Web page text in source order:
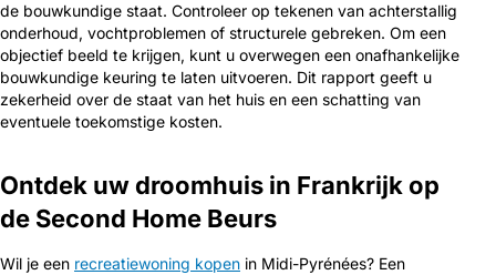
de bouwkundige staat. Controleer op tekenen van achterstallig
onderhoud, vochtproblemen of structurele gebreken. Om een
objectief beeld te krijgen, kunt u overwegen een onafhankelijke
bouwkundige keuring te laten uitvoeren. Dit rapport geeft u
zekerheid over de staat van het huis en een schatting van
eventuele toekomstige kosten.
Ontdek uw droomhuis in Frankrijk op
de Second Home Beurs
Wil je een recreatiewoning kopen in Midi-Pyrénées? Een